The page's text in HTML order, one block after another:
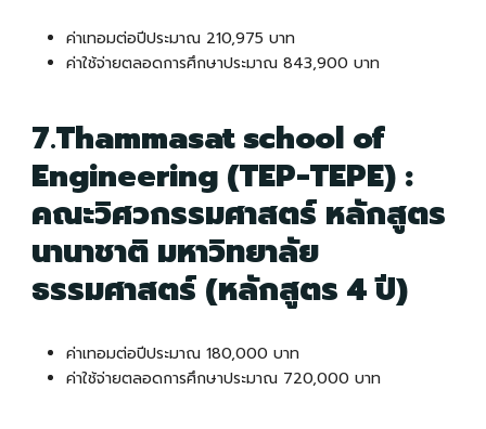
ค่าเทอมต่อปีประมาณ 210,975 บาท
ค่าใช้จ่ายตลอดการศึกษาประมาณ 843,900 บาท
7.Thammasat school of
Engineering (TEP-TEPE) :
คณะวิศวกรรมศาสตร์ หลักสูตร
นานาชาติ มหาวิทยาลัย
ธรรมศาสตร์ (หลักสูตร 4 ปี)
ค่าเทอมต่อปีประมาณ 180,000 บาท
ค่าใช้จ่ายตลอดการศึกษาประมาณ 720,000 บาท